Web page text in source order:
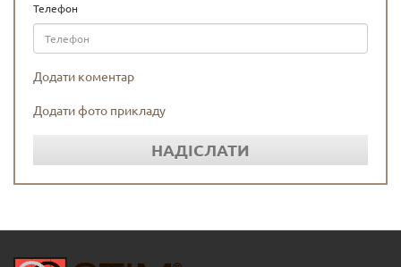
Телефон
Додати коментар
Додати фото прикладу
НАДІСЛАТИ